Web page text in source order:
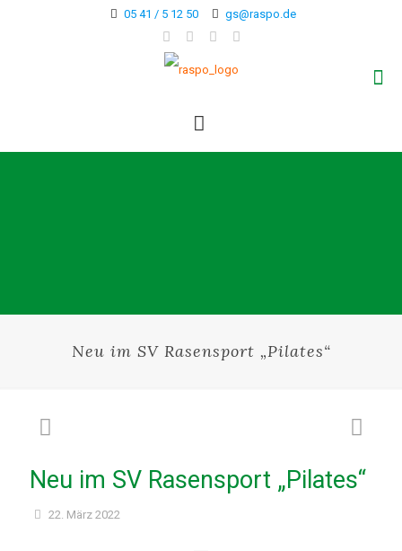
05 41 / 5 12 50 gs@raspo.de
Neu im SV Rasensport „Pilates“
Neu im SV Rasensport „Pilates“
22. März 2022